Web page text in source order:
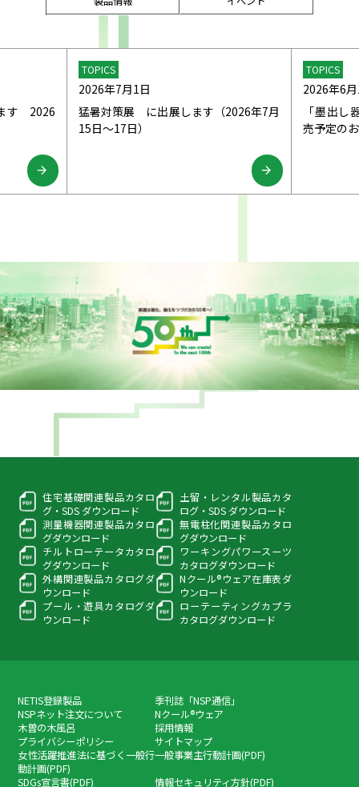
す 2026
arrow_forward
TOPICS
2026年7月1日
猛暑対策展 に出展します（2026年7月
15日～17日）
arrow_forward
TOPICS
2026年6
「墨出
売予定の
住宅基礎関連製品カタロ
グ・SDS ダウンロード
土留・レンタル製品カタ
ログ・ SDS ダウンロード
測量機器関連製品カタロ
グダウンロード
無電柱化関連製品カタロ
グダウンロード
チルトローテータカタロ
グダウンロード
ワーキングパワースーツ
カタログダウンロード
外構関連製品カタログダ
ウンロード
Nクール®ウェア在庫表ダ
ウンロード
プール・遊具カタログダ
ウンロード
ローテーティングカプラ
カタログダウンロード
NETIS登録製品
季刊誌「NSP通信」
NSPネット注文について
Nクール®ウェア
木曽の木風呂
採用情報
プライバシーポリシー
サイトマップ
女性活躍推進法に基づく一般行
動計画(PDF)
一般事業主行動計画(PDF)
SDGs宣言書(PDF)
情報セキュリティ方針(PDF)